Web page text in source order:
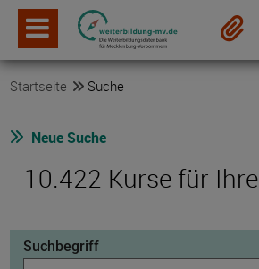
Startseite Suche
Neue Suche
10.422 Kurse für
Suchbegriff